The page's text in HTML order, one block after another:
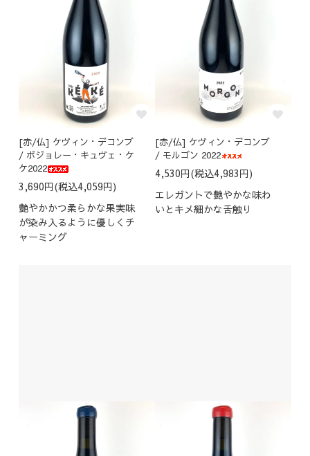
[赤/仏] ケヴィン・デコンブ
/ ボジョレー・キュヴェ・ケ
ケ2022
3,690円(税込4,059円)
艶やかかつ柔らかな果実味
が染み入るように優しくチ
ャーミング
[赤/仏] ケヴィン・デコンブ
/ モルゴン 2022
4,530円(税込4,983円)
エレガントで艶やかな味わ
いとキメ細かな舌触り